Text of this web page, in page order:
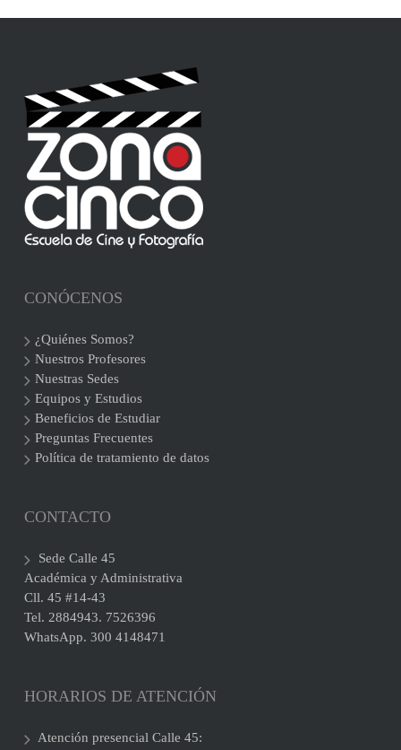
CONÓCENOS
¿Quiénes Somos?
Nuestros Profesores
Nuestras Sedes
Equipos y Estudios
Beneficios de Estudiar
Preguntas Frecuentes
Política de tratamiento de datos
CONTACTO
Sede Calle 45
Académica y Administrativa
Cll. 45 #14-43
Tel. 2884943. 7526396
WhatsApp. 300 4148471
HORARIOS DE ATENCIÓN
Atención presencial Calle 45: